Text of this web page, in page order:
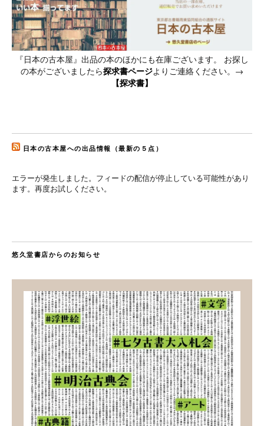
『日本の古本屋』出品の本のほかにも在庫ございます。 お探し
の本がございましたら探求書ページよりご連絡ください。→
【探求書】
日本の古本屋への出品情報（最新の５点）
エラーが発生しました。フィードの配信が停止している可能性があり
ます。再度お試しください。
悠久堂書店からのお知らせ